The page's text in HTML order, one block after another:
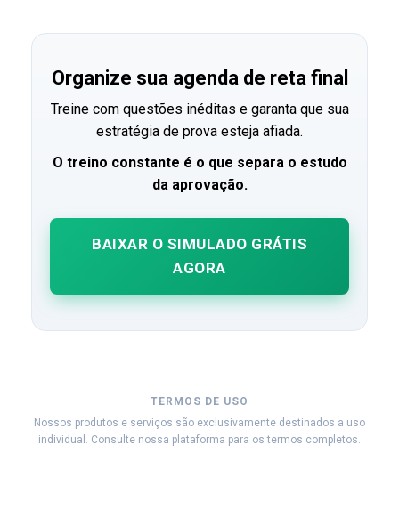
Organize sua agenda de reta final
Treine com questões inéditas e garanta que sua
estratégia de prova esteja afiada.
O treino constante é o que separa o estudo
da aprovação.
BAIXAR O SIMULADO GRÁTIS
AGORA
TERMOS DE USO
Nossos produtos e serviços são exclusivamente destinados a uso
individual. Consulte nossa plataforma para os termos completos.